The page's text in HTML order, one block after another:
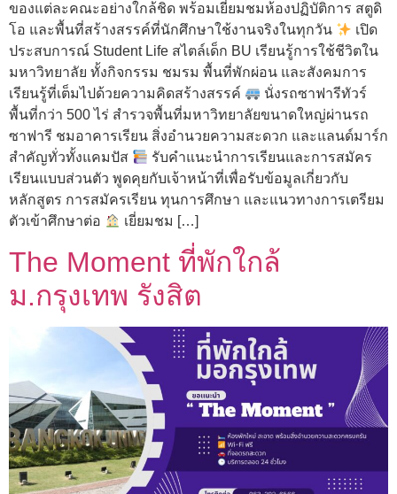
ของแต่ละคณะอย่างใกล้ชิด พร้อมเยี่ยมชมห้องปฏิบัติการ สตูดิ
โอ และพื้นที่สร้างสรรค์ที่นักศึกษาใช้งานจริงในทุกวัน
เปิด
ประสบการณ์ Student Life สไตล์เด็ก BU เรียนรู้การใช้ชีวิตใน
มหาวิทยาลัย ทั้งกิจกรรม ชมรม พื้นที่พักผ่อน และสังคมการ
เรียนรู้ที่เต็มไปด้วยความคิดสร้างสรรค์
นั่งรถซาฟารีทัวร์
พื้นที่กว่า 500 ไร่ สำรวจพื้นที่มหาวิทยาลัยขนาดใหญ่ผ่านรถ
ซาฟารี ชมอาคารเรียน สิ่งอำนวยความสะดวก และแลนด์มาร์ก
สำคัญทั่วทั้งแคมปัส
รับคำแนะนำการเรียนและการสมัคร
เรียนแบบส่วนตัว พูดคุยกับเจ้าหน้าที่เพื่อรับข้อมูลเกี่ยวกับ
หลักสูตร การสมัครเรียน ทุนการศึกษา และแนวทางการเตรียม
ตัวเข้าศึกษาต่อ
เยี่ยมชม […]
The Moment ที่พักใกล้
ม.กรุงเทพ รังสิต